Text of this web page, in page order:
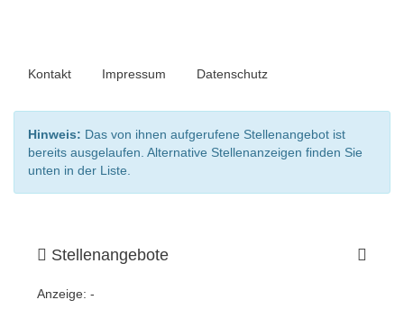
Kontakt Impressum Datenschutz
Hinweis: Das von ihnen aufgerufene Stellenangebot ist
bereits ausgelaufen. Alternative Stellenanzeigen finden Sie
unten in der Liste.
Stellenangebote
Anzeige: -